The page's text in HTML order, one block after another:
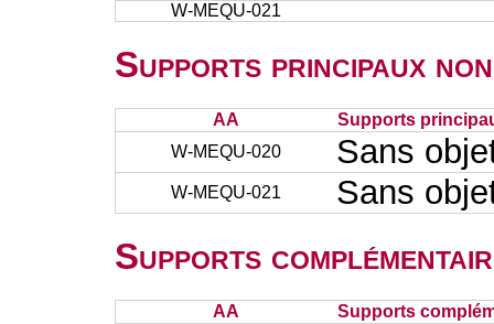
W-MEQU-021
Supports principaux
AA
Supports
W-MEQU-020
Sans
W-MEQU-021 Sans
Supports
AA Supports